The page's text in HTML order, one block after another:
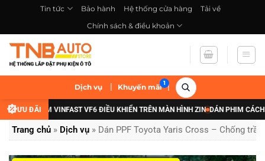
nội
dung
Tin tức Bảo hành Hệ thống cửa hàng
Tải về
Chính sách & điều khoản
Dịch vụ | Khuyến mãi |
ƯU ĐÃI
VINFAST VF6 ĐIỀU KHIỂN TRÊN MÀN HÌNH ZIN DÁN PHIM CÁCH NHIỆT
Trang chủ » Dịch vụ » Dán PPF Toyota Yaris Cross – Chống